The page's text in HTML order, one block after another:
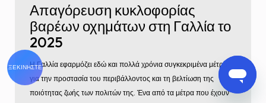
Απαγόρευση κυκλοφορίας
βαρέων οχημάτων στη Γαλλία το
2025
Η Γαλλία εφαρμόζει εδώ και πολλά χρόνια συγκεκριμένα μέτρα
για την προστασία του περιβάλλοντος και τη βελτίωση της
ποιότητας ζωής των πολιτών της. Ένα από τα μέτρα που έχουν
ΞΕΚΙΝΉΣΤΕ